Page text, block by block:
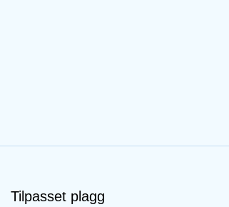
Tilpasset plagg